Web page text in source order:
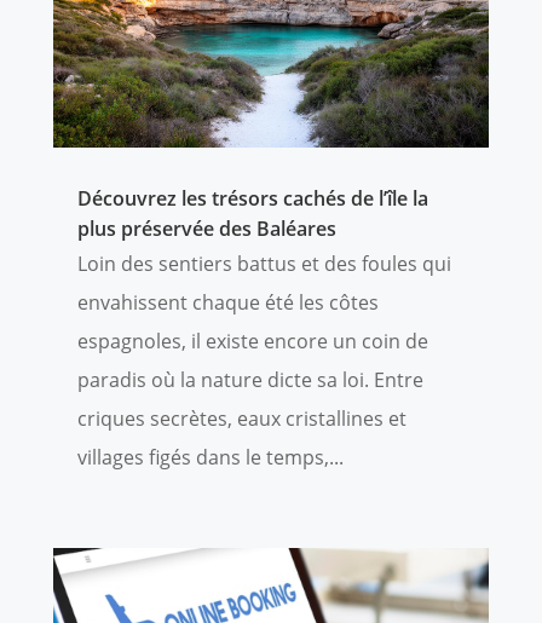
Découvrez les trésors cachés de l’île la
plus préservée des Baléares
Loin des sentiers battus et des foules qui
envahissent chaque été les côtes
espagnoles, il existe encore un coin de
paradis où la nature dicte sa loi. Entre
criques secrètes, eaux cristallines et
villages figés dans le temps,...